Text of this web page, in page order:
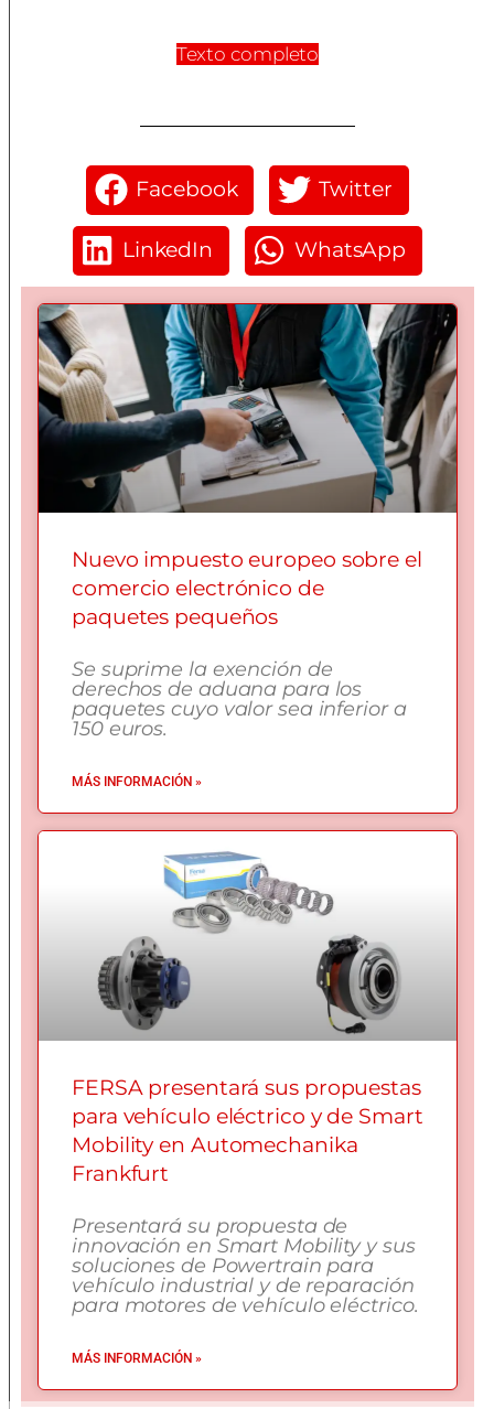
Texto completo
Facebook Twitter
LinkedIn WhatsApp
Nuevo impuesto europeo sobre el
comercio electrónico de
paquetes pequeños
Se suprime la exención de
derechos de aduana para los
paquetes cuyo valor sea inferior a
150 euros.
MÁS INFORMACIÓN »
FERSA presentará sus propuestas
para vehículo eléctrico y de Smart
Mobility en Automechanika
Frankfurt
Presentará su propuesta de
innovación en Smart Mobility y sus
soluciones de Powertrain para
vehículo industrial y de reparación
para motores de vehículo eléctrico.
MÁS INFORMACIÓN »